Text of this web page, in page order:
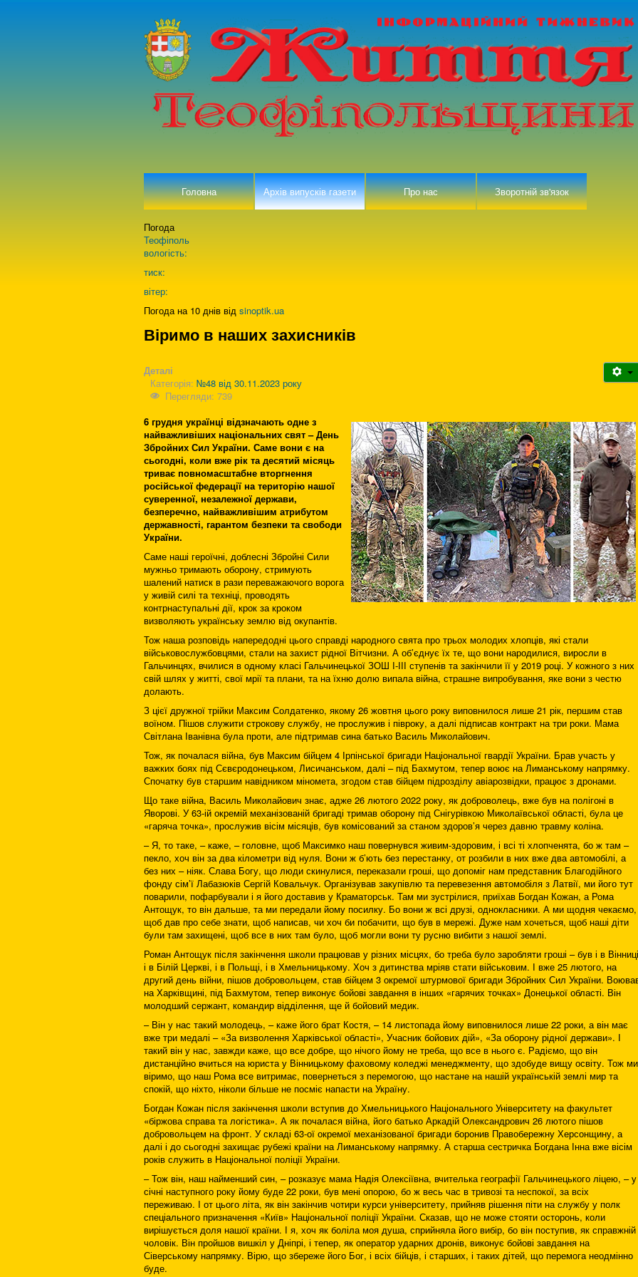
Головна Архів випусків газети Про нас Зворотній зв'язок
Погода
Теофіполь
вологість:
тиск:
вітер:
Погода на 10 днів від sinoptik.ua
Віримо в наших захисників
Деталі
Категорія: №48 від 30.11.2023 року
Перегляди: 739
6 грудня українці відзначають одне з
найважливіших національних свят – День
Збройних Сил України. Саме вони є на
сьогодні, коли вже рік та десятий місяць
триває повномасштабне вторгнення
російської федерації на територію нашої
суверенної, незалежної держави,
безперечно, найважливішим атрибутом
державності, гарантом безпеки та свободи
України.
Саме наші героїчні, доблесні Збройні Сили
мужньо тримають оборону, стримують
шалений натиск в рази переважаючого ворога
у живій силі та техніці, проводять
контрнаступальні дії, крок за кроком
визволяють українську землю від окупантів.
Тож наша розповідь напередодні цього справді народного свята про трьох молодих хлопців, які стали
військовослужбовцями, стали на захист рідної Вітчизни. А об’єднує їх те, що вони народилися, виросли в
Гальчинцях, вчилися в одному класі Гальчинецької ЗОШ І-ІІІ ступенів та закінчили її у 2019 році. У кожного з них
свій шлях у житті, свої мрії та плани, та на їхню долю випала війна, страшне випробування, яке вони з честю
долають.
З цієї дружної трійки Максим Солдатенко, якому 26 жовтня цього року виповнилося лише 21 рік, першим став
воїном. Пішов служити строкову службу, не прослужив і півроку, а далі підписав контракт на три роки. Мама
Світлана Іванівна була проти, але підтримав сина батько Василь Миколайович.
Тож, як почалася війна, був Максим бійцем 4 Ірпінської бригади Національної гвардії України. Брав участь у
важких боях під Сєвєродонецьком, Лисичанськом, далі – під Бахмутом, тепер воює на Лиманському напрямку.
Спочатку був старшим навідником міномета, згодом став бійцем підрозділу авіарозвідки, працює з дронами.
Що таке війна, Василь Миколайович знає, адже 26 лютого 2022 року, як доброволець, вже був на полігоні в
Яворові. У 63-ій окремій механізованій бригаді тримав оборону під Снігурівкою Миколаївської області, була це
«гаряча точка», прослужив вісім місяців, був комісований за станом здоров’я через давню травму коліна.
– Я, то таке, – каже, – головне, щоб Максимко наш повернувся живим-здоровим, і всі ті хлопченята, бо ж там –
пекло, хоч він за два кілометри від нуля. Вони ж б’ють без перестанку, от розбили в них вже два автомобілі, а
без них – ніяк. Слава Богу, що люди скинулися, переказали гроші, що допоміг нам представник Благодійного
фонду сім’ї Лабазюків Сергій Ковальчук. Організував закупівлю та перевезення автомобіля з Латвії, ми його тут
поварили, пофарбували і я його доставив у Краматорськ. Там ми зустрілися, приїхав Богдан Кожан, а Рома
Антощук, то він дальше, та ми передали йому посилку. Бо вони ж всі друзі, однокласники. А ми щодня чекаємо,
щоб дав про себе знати, щоб написав, чи хоч би побачити, що був в мережі. Дуже нам хочеться, щоб наші діти
були там захищені, щоб все в них там було, щоб могли вони ту русню вибити з нашої землі.
Роман Антощук після закінчення школи працював у різних місцях, бо треба було заробляти гроші – був і в
і в Білій Церкві, і в Польщі, і в Хмельницькому. Хоч з дитинства мріяв стати військовим. І вже 25 лютого, на
другий день війни, пішов добровольцем, став бійцем 3 окремої штурмової бригади Збройних Сил України.
на Харківщині, під Бахмутом, тепер виконує бойові завдання в інших «гарячих точках» Донецької області. Він
молодший сержант, командир відділення, ще й бойовий медик.
– Він у нас такий молодець, – каже його брат Костя, – 14 листопада йому виповнилося лише 22 роки, а він має
вже три медалі – «За визволення Харківської області», Учасник бойових дій», «За оборону рідної держави». І
такий він у нас, завжди каже, що все добре, що нічого йому не треба, що все в нього є. Радіємо, що він
дистанційно вчиться на юриста у Вінницькому фаховому коледжі менеджменту, що здобуде вищу освіту. Тож ми
віримо, що наш Рома все витримає, повернеться з перемогою, що настане на нашій українській землі мир та
спокій, що ніхто, ніколи більше не посміє напасти на Україну.
Богдан Кожан після закінчення школи вступив до Хмельницького Національного Університету на факультет
«біржова справа та логістика». А як почалася війна, його батько Аркадій Олександрович 26 лютого пішов
добровольцем на фронт. У складі 63-ої окремої механізованої бригади боронив Правобережну Херсонщину, а
далі і до сьогодні захищає рубежі країни на Лиманському напрямку. А старша сестричка Богдана Інна вже вісім
років служить в Національної поліції України.
– Тож він, наш найменший син, – розказує мама Надія Олексіївна, вчителька географії Гальчинецького ліцею, – у
січні наступного року йому буде 22 роки, був мені опорою, бо ж весь час в тривозі та неспокої, за всіх
переживаю. І от цього літа, як він закінчив чотири курси університету, прийняв рішення піти на службу у полк
спеціального призначення «Київ» Національної поліції України. Сказав, що не може стояти осторонь, коли
вирішується доля нашої країни. І я, хоч як боліла моя душа, сприйняла його вибір, бо він поступив, як справжній
чоловік. Він пройшов вишкіл у Дніпрі, і тепер, як оператор ударних дронів, виконує бойові завдання на
Сіверському напрямку. Вірю, що збереже його Бог, і всіх бійців, і старших, і таких дітей, що перемога неодмінно
буде.